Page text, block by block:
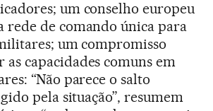
um conselho europeu
rede de comando única para
um compromisso
capacidades comuns em
“Não parece o salto
pela situação”, resumem